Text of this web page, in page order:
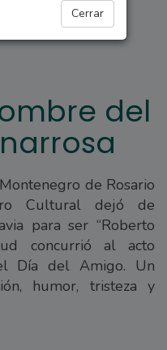
Cerrar
del
de Rosario
Cultural dejó de
para ser “Roberto
concurrió al acto
Día del Amigo. Un
humor, tristeza y